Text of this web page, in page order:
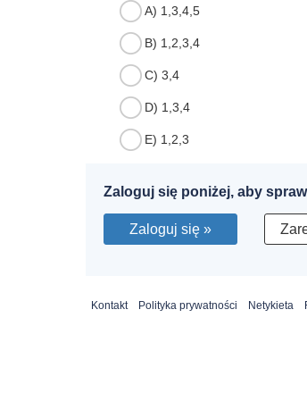
A) 1,3,4,5
B) 1,2,3,4
C) 3,4
D) 1,3,4
E) 1,2,3
Zaloguj się poniżej, aby
Zaloguj się »
Kontakt Polityka prywatności Netykieta